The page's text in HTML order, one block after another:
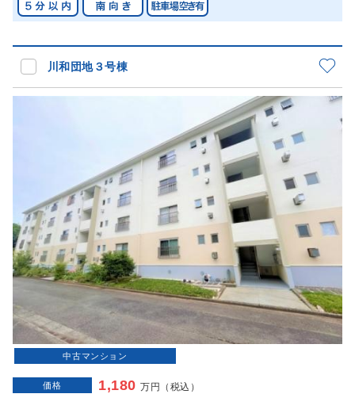
川和団地３号棟
中古マンション
価格 1,180万円（税込）